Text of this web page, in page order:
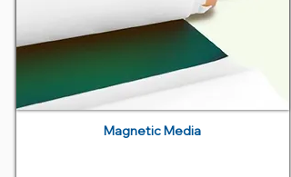
Magnetic Media